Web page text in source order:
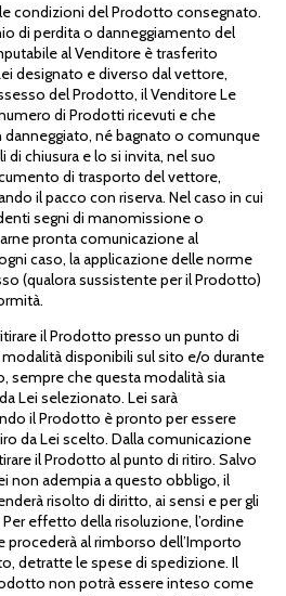
condizioni del Prodotto consegnato.
di perdita o danneggiamento del
al Venditore è trasferito
designato e diverso dal vettore,
del Prodotto, il Venditore Le
di Prodotti ricevuti e che
danneggiato, né bagnato o comunque
chiusura e lo si invita, nel suo
di trasporto del vettore,
il pacco con riserva. Nel caso in cui
segni di manomissione o
pronta comunicazione al
caso, la applicazione delle norme
(qualora sussistente per il Prodotto)
il Prodotto presso un punto di
disponibili sul sito e/o durante
sempre che questa modalità sia
Lei selezionato. Lei sarà
il Prodotto è pronto per essere
da Lei scelto. Dalla comunicazione
il Prodotto al punto di ritiro. Salvo
non adempia a questo obbligo, il
risolto di diritto, ai sensi e per gli
Per effetto della risoluzione, l’ordine
procederà al rimborso dell’Importo
detratte le spese di spedizione. Il
non potrà essere inteso come